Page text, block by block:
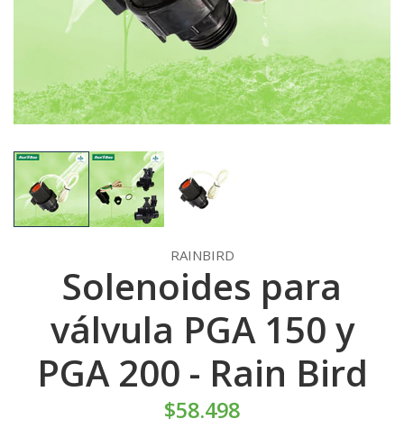
RAINBIRD
Solenoides para
válvula PGA 150 y
PGA 200 - Rain Bird
$58.498